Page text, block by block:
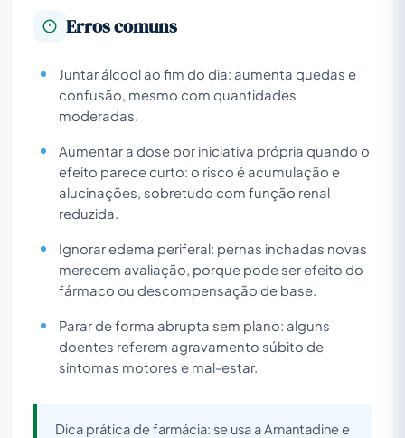
Erros comuns
Juntar álcool ao fim do dia: aumenta quedas e
confusão, mesmo com quantidades
moderadas.
Aumentar a dose por iniciativa própria quando o
efeito parece curto: o risco é acumulação e
alucinações, sobretudo com função renal
reduzida.
Ignorar edema periferal: pernas inchadas novas
merecem avaliação, porque pode ser efeito do
fármaco ou descompensação de base.
Parar de forma abrupta sem plano: alguns
doentes referem agravamento súbito de
sintomas motores e mal-estar.
Dica prática de farmácia: se usa a Amantadine e